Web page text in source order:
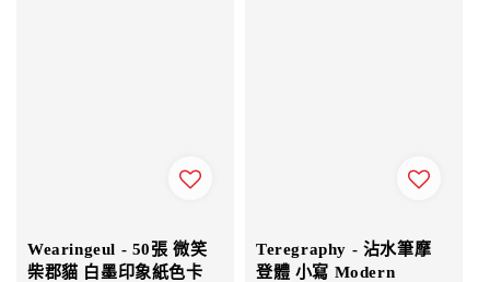
Wearingeul - 50張 微笑
柴郡貓 白墨印象紙色卡
Teregraphy - 沾水筆摩
登體 小寫 Modern